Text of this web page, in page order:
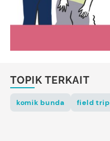
TOPIK TERKAIT
komik bunda field trip